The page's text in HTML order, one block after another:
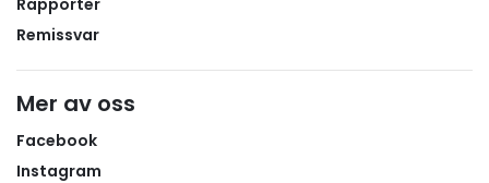
Remissvar
Mer av oss
Facebook
Instagram